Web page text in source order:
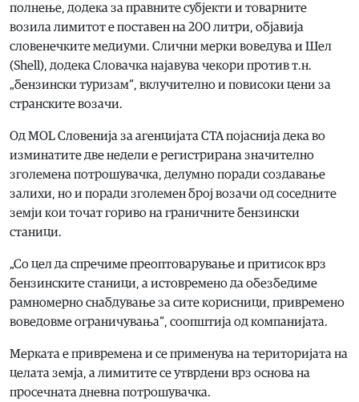
полнење, додека за правните субјекти и товарните
возила лимитот е поставен на 200 литри, објавија
словенечките медиуми. Слични мерки воведува и Шел
(Shell), додека Словачка најавува чекори против т.н.
„бензински туризам“, вклучително и повисоки цени за
странските возачи.
Од MOL Словенија за агенцијата СТА појаснија дека во
изминатите две недели е регистрирана значително
зголемена потрошувачка, делумно поради создавање
залихи, но и поради зголемен број возачи од соседните
земји кои точат гориво на граничните бензински
станици.
„Со цел да спречиме преоптоварување и притисок врз
бензинските станици, а истовремено да обезбедиме
рамномерно снабдување за сите корисници, привремено
воведовме ограничувања“, соопштија од компанијата.
Мерката е привремена и се применува на територијата на
целата земја, а лимитите се утврдени врз основа на
просечната дневна потрошувачка.